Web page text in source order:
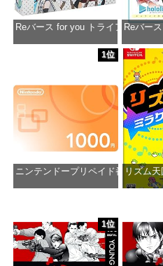
Reバース for you トライアルデッ
価格：¥1,650
Reバー
1位
ニンテンドープリペイド番号 1000
リズム
1位